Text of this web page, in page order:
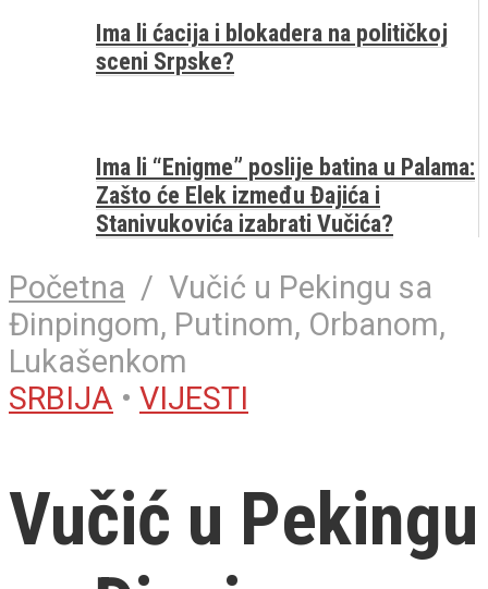
Ima li ćacija i blokadera na političkoj
sceni Srpske?
Ima li “Enigme” poslije batina u Palama:
Zašto će Elek između Đajića i
Stanivukovića izabrati Vučića?
Početna / Vučić u Pekingu sa
Đinpingom, Putinom, Orbanom,
Lukašenkom
SRBIJA • VIJESTI
Vučić u Pekingu